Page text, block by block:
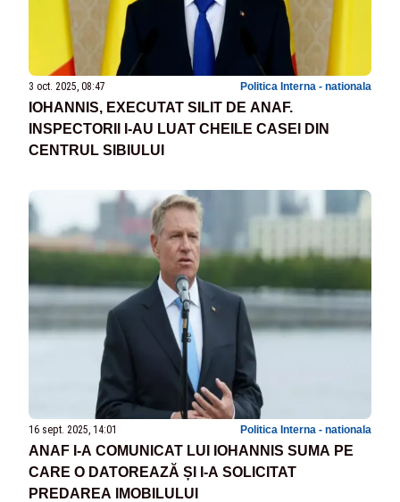
3 oct. 2025, 08:47 Politica Interna - nationala
IOHANNIS, EXECUTAT SILIT DE ANAF.
INSPECTORII I-AU LUAT CHEILE CASEI DIN
CENTRUL SIBIULUI
16 sept. 2025, 14:01 Politica Interna - nationala
ANAF I-A COMUNICAT LUI IOHANNIS SUMA PE
CARE O DATOREAZĂ ȘI I-A SOLICITAT
PREDAREA IMOBILULUI